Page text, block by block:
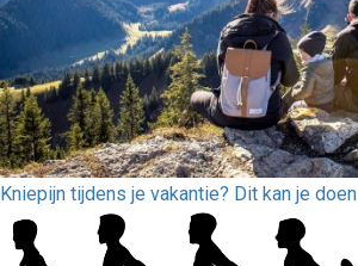
Kniepijn tijdens je vakantie? Dit kan je doen